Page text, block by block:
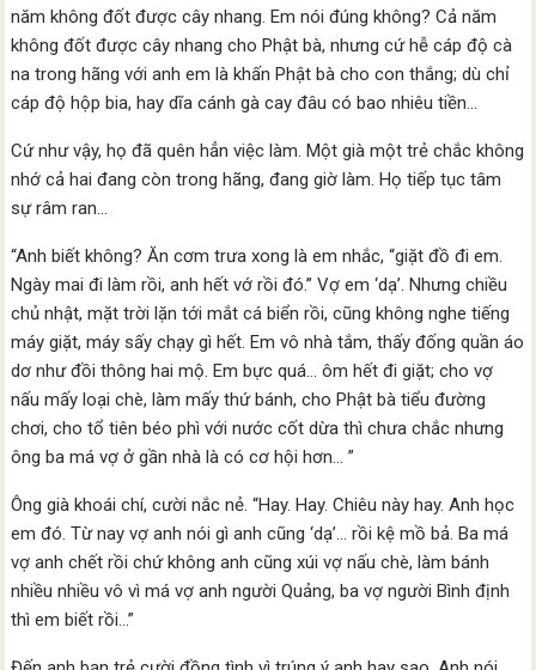
năm không đốt được cây nhang. Em nói đúng không? Cả năm
không đốt được cây nhang cho Phật bà, nhưng cứ hễ cáp độ cà
na trong hãng với anh em là khấn Phật bà cho con thắng; dù chỉ
cáp độ hộp bia, hay dĩa cánh gà cay đâu có bao nhiêu tiền…
Cứ như vậy, họ đã quên hẳn việc làm. Một già một trẻ chắc không
nhớ cả hai đang còn trong hãng, đang giờ làm. Họ tiếp tục tâm
sự râm ran…
“Anh biết không? Ăn cơm trưa xong là em nhắc, “giặt đồ đi em.
Ngày mai đi làm rồi, anh hết vớ rồi đó.” Vợ em ‘dạ’. Nhưng chiều
chủ nhật, mặt trời lặn tới mắt cá biển rồi, cũng không nghe tiếng
máy giặt, máy sấy chạy gì hết. Em vô nhà tắm, thấy đống quần áo
dơ như đồi thông hai mộ. Em bực quá… ôm hết đi giặt; cho vợ
nấu mấy loại chè, làm mấy thứ bánh, cho Phật bà tiểu đường
chơi, cho tổ tiên béo phì với nước cốt dừa thì chưa chắc nhưng
ông ba má vợ ở gần nhà là có cơ hội hơn… ”
Ông già khoái chí, cười nắc nẻ. “Hay. Hay. Chiêu này hay. Anh học
em đó. Từ nay vợ anh nói gì anh cũng ‘dạ’… rồi kệ mồ bả. Ba má
vợ anh chết rồi chứ không anh cũng xúi vợ nấu chè, làm bánh
nhiều nhiều vô vì má vợ anh người Quảng, ba vợ người Bình định
thì em biết rồi…”